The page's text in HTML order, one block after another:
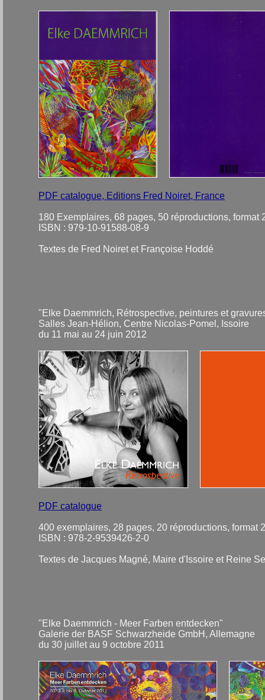
PDF catalogue, Editions Fred Noiret, France
180 Exemplaires, 68 pages, 50 réproductions, format
ISBN : 979-10-91588-08-9
Textes de Fred Noiret et Françoise Hoddé
"Elke Daemmrich, Rétrospective, peintures et
Salles Jean-Hélion, Centre Nicolas-Pomel, Issoire
du 11 mai au 24 juin 2012
PDF catalogue
400 exemplaires, 28 pages, 20 réproductions, format
ISBN : 978-2-9539426-2-0
Textes de Jacques Magné, Maire d'Issoire et Reine
"Elke Daemmrich - Meer Farben entdecken"
Galerie der BASF Schwarzheide GmbH, Allemagne
du 30 juillet au 9 octobre 2011